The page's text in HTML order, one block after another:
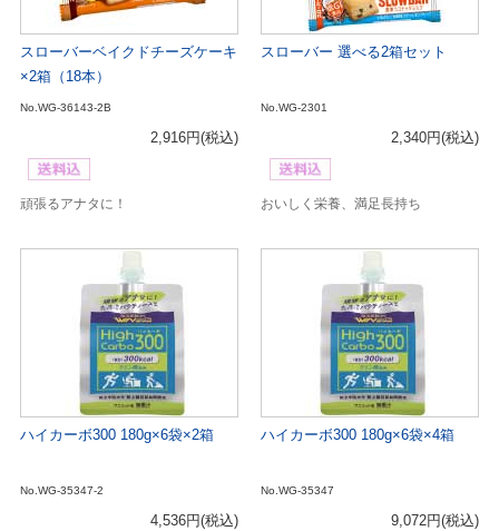
スローバーベイクドチーズケーキ
×2箱（18本）
No.WG-36143-2B
2,916円(税込)
頑張るアナタに！
スローバー 選べる2箱セット
No.WG-2301
2,340円(税込)
おいしく栄養、満足長持ち
ハイカーボ300 180g×6袋×2箱
No.WG-35347-2
4,536円(税込)
ハイカーボ300 180g×6袋×4箱
No.WG-35347
9,072円(税込)